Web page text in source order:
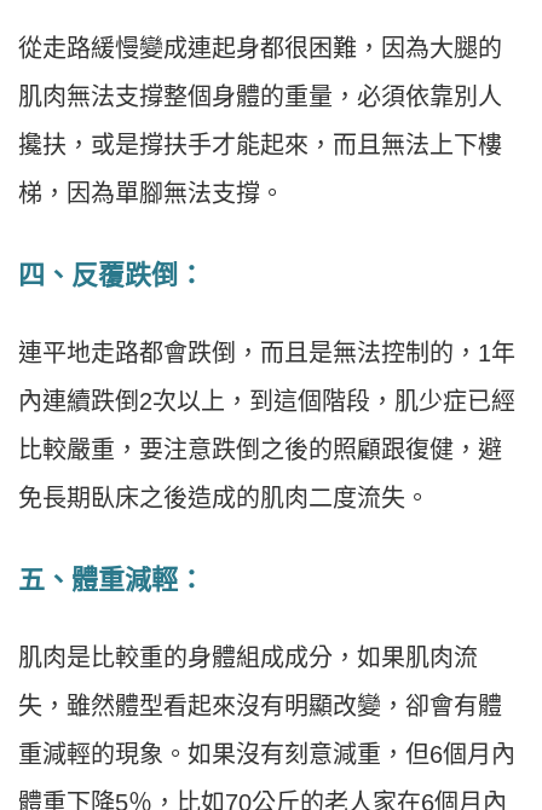
從走路緩慢變成連起身都很困難，因為大腿的
肌肉無法支撐整個身體的重量，必須依靠別人
攙扶，或是撐扶手才能起來，而且無法上下樓
梯，因為單腳無法支撐。
四、反覆跌倒：
連平地走路都會跌倒，而且是無法控制的，1年
內連續跌倒2次以上，到這個階段，肌少症已經
比較嚴重，要注意跌倒之後的照顧跟復健，避
免長期臥床之後造成的肌肉二度流失。
五、體重減輕：
肌肉是比較重的身體組成成分，如果肌肉流
失，雖然體型看起來沒有明顯改變，卻會有體
重減輕的現象。如果沒有刻意減重，但6個月內
體重下降5％，比如70公斤的老人家在6個月內